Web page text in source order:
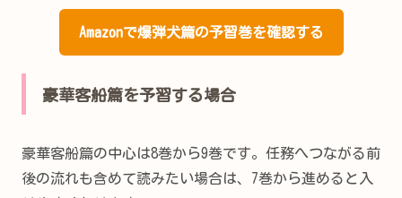
Amazonで爆弾犬篇の予習巻を確認する
豪華客船篇を予習する場合
豪華客船篇の中心は8巻から9巻です。任務へつながる前
後の流れも含めて読みたい場合は、7巻から進めると入